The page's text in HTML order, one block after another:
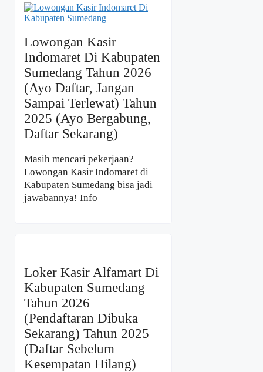
Lowongan Kasir
Indomaret Di Kabupaten
Sumedang Tahun 2026
(Ayo Daftar, Jangan
Sampai Terlewat) Tahun
2025 (Ayo Bergabung,
Daftar Sekarang)
Masih mencari pekerjaan?
Lowongan Kasir Indomaret di
Kabupaten Sumedang bisa jadi
jawabannya! Info
Loker Kasir Alfamart Di
Kabupaten Sumedang
Tahun 2026
(Pendaftaran Dibuka
Sekarang) Tahun 2025
(Daftar Sebelum
Kesempatan Hilang)